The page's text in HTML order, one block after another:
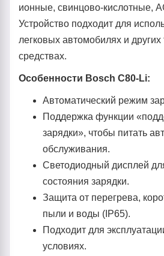
ионные, свинцово-кислотные,
Устройство подходит для
легковых автомобилях и
средствах.
Особенности Bosch C80-Li:
Автоматический режим
Поддержка функции
зарядки», чтобы питать
обслуживания.
Светодиодный дисплей
состояния зарядки.
Защита от перегрева,
пыли и воды (IP65).
Подходит для
условиях.